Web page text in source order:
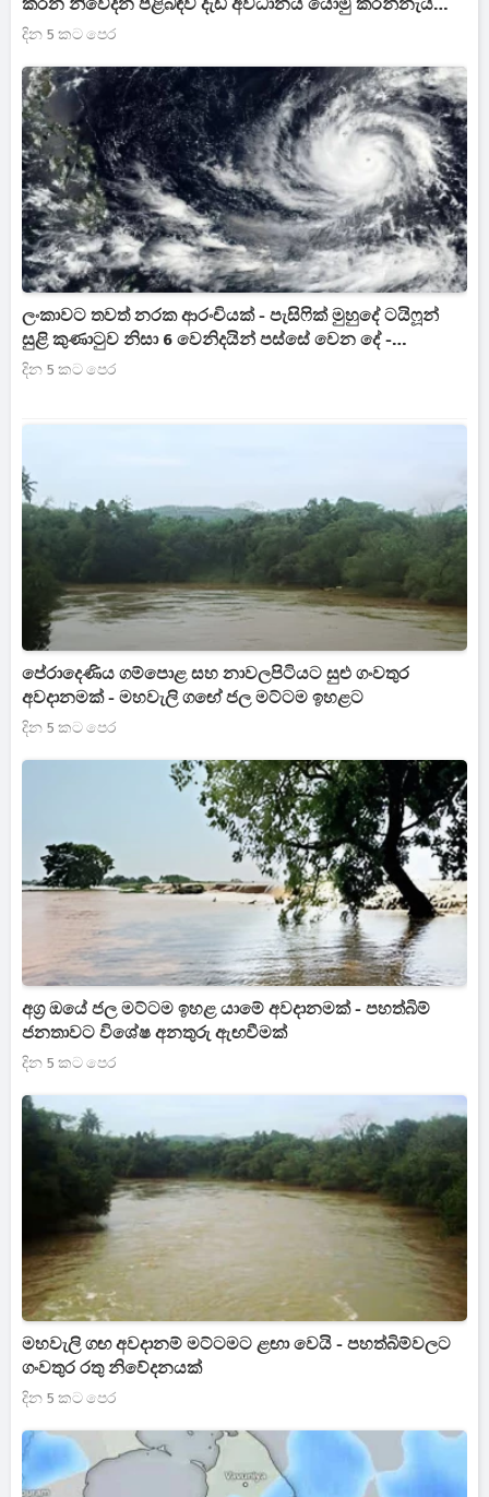
කරන නිවේදන පිළිබඳව දැඩි අවධානය යොමු කරන්නැයි
විශේෂ දැනුම්දීමක්
දින 5 කට පෙර
ලංකාවට තවත් නරක ආරංචියක් - පැසිෆික් මුහුදේ ටයිෆූන්
සුළි කුණාටුව නිසා 6 වෙනිදයින් පස්සේ වෙන දේ -
දිවයිනටම රතු එළියක්
දින 5 කට පෙර
පේරාදෙණිය ගම්පොළ සහ නාවලපිටියට සුළු ගංවතුර
අවදානමක් - මහවැලි ගඟේ ජල මට්ටම ඉහළට
දින 5 කට පෙර
අග්‍ර ඔයේ ජල මට්ටම ඉහළ යාමේ අවදානමක් - පහත්බිම්
ජනතාවට විශේෂ අනතුරු ඇඟවීමක්
දින 5 කට පෙර
මහවැලි ගඟ අවදානම් මට්ටමට ළඟා වෙයි - පහත්බිම්වලට
ගංවතුර රතු නිවේදනයක්
දින 5 කට පෙර